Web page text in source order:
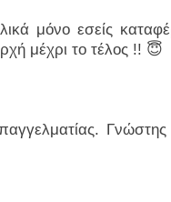
μόνο εσείς
μέχρι το τέλος !! 😇
παιδιά.